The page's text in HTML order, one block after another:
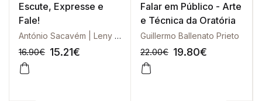
Escute, Expresse e
Fale!
António Sacavém | Leny Kyrillos | Mílton Jung | Thomas Brieu
16.90€ 15.21€
Falar em Público - Arte
e Técnica da Oratória
Guillermo Ballenato Prieto
22.00€ 19.80€